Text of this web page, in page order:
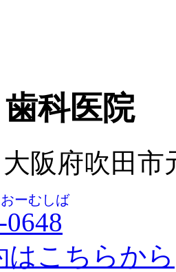
科医院
大阪府吹田
0648
おーむしば
はこちらから